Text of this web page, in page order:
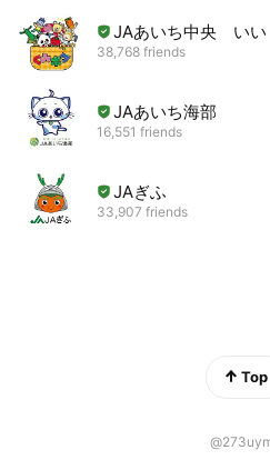
JAあいち中央 いい
38,768 friends
JAあいち海部
16,551 friends
JAぎふ
33,907 friends
Top